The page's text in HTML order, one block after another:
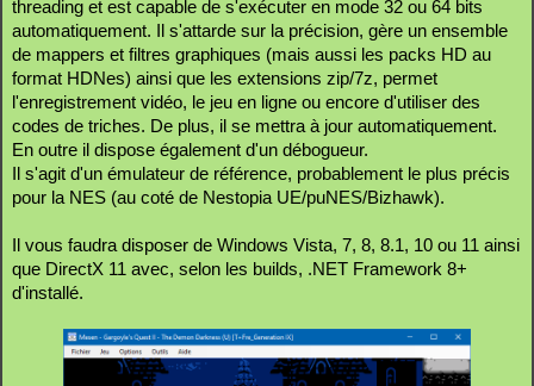
threading et est capable de s'exécuter en mode 32 ou 64 bits
automatiquement. Il s'attarde sur la précision, gère un ensemble
de mappers et filtres graphiques (mais aussi les packs HD au
format HDNes) ainsi que les extensions zip/7z, permet
l'enregistrement vidéo, le jeu en ligne ou encore d'utiliser des
codes de triches. De plus, il se mettra à jour automatiquement.
En outre il dispose également d'un débogueur.
Il s'agit d'un émulateur de référence, probablement le plus précis
pour la NES (au coté de Nestopia UE/puNES/Bizhawk).
Il vous faudra disposer de Windows Vista, 7, 8, 8.1, 10 ou 11 ainsi
que DirectX 11 avec, selon les builds, .NET Framework 8+
d'installé.